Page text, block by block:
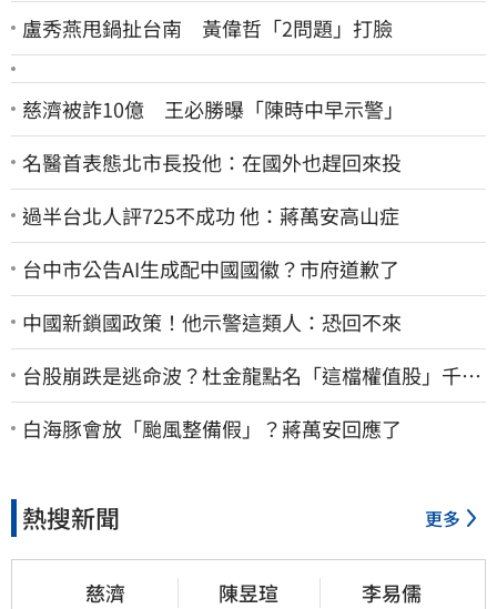
盧秀燕甩鍋扯台南 黃偉哲「2問題」打臉
慈濟被詐10億 王必勝曝「陳時中早示警」
名醫首表態北市長投他：在國外也趕回來投
過半台北人評725不成功 他：蔣萬安高山症
台中市公告AI生成配中國國徽？市府道歉了
中國新鎖國政策！他示警這類人：恐回不來
台股崩跌是逃命波？杜金龍點名「這檔權值股」千萬
別長抱
白海豚會放「颱風整備假」？蔣萬安回應了
熱搜新聞 更多
慈濟 陳昱瑄 李易儒